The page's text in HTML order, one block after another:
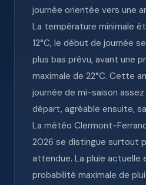
journée orientée vers une
La température minimale
12°C, le début de journée
plus bas prévu, avant une
maximale de 22°C. Cette
journée de mi-saison
départ, agréable ensuite,
La météo Clermont-
2026 se distingue surtout
attendue. La pluie actuelle
probabilité maximale de